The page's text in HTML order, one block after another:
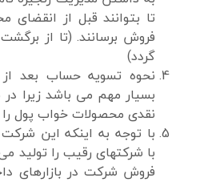
تا بتوانند قبل از انقضای
فروش برسانند. (تا از
گردد)
نحوه تسویه حساب بعد
بسیار مهم می باشد زیرا
نقدی محصولات خواب پول را
با توجه به اینکه این
با شرکتهای رقیب را تولید
فروش شرکت در بازارهای